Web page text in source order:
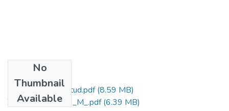
No
Thumbnail
Available
Grado de Similitud.pdf(8.59 MB)
T036_46197639_M_.pdf(6.39 MB)